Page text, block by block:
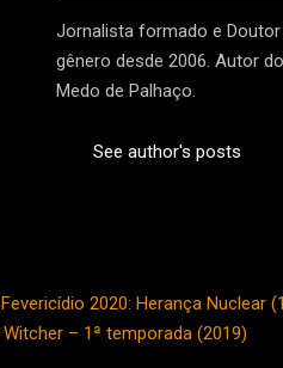
Jornalista formado e
gênero desde 2006. Autor
Medo de Palhaço.
See author's posts
Fevericídio 2020: Herança Nuclear
– 1ª temporada (2019)